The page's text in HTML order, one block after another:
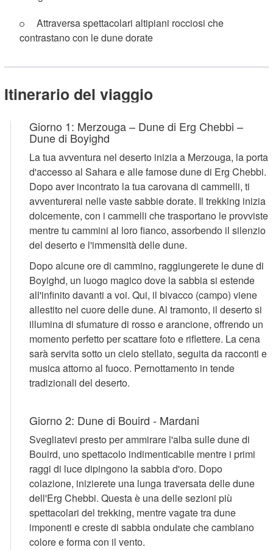
Attraversa spettacolari altipiani rocciosi che
contrastano con le dune dorate
Itinerario del viaggio
Giorno 1: Merzouga – Dune di Erg Chebbi –
Dune di Boyighd
La tua avventura nel deserto inizia a Merzouga, la porta
d'accesso al Sahara e alle famose dune di Erg Chebbi.
Dopo aver incontrato la tua carovana di cammelli, ti
avventurerai nelle vaste sabbie dorate. Il trekking inizia
dolcemente, con i cammelli che trasportano le provviste
mentre tu cammini al loro fianco, assorbendo il silenzio
del deserto e l'immensità delle dune.
Dopo alcune ore di cammino, raggiungerete le dune di
Boyighd, un luogo magico dove la sabbia si estende
all'infinito davanti a voi. Qui, il bivacco (campo) viene
allestito nel cuore delle dune. Al tramonto, il deserto si
illumina di sfumature di rosso e arancione, offrendo un
momento perfetto per scattare foto e riflettere. La cena
sarà servita sotto un cielo stellato, seguita da racconti e
musica attorno al fuoco. Pernottamento in tende
tradizionali del deserto.
Giorno 2: Dune di Bouird - Mardani
Svegliatevi presto per ammirare l'alba sulle dune di
Bouird, uno spettacolo indimenticabile mentre i primi
raggi di luce dipingono la sabbia d'oro. Dopo
colazione, inizierete una lunga traversata delle dune
dell'Erg Chebbi. Questa è una delle sezioni più
spettacolari del trekking, mentre vagate tra dune
imponenti e creste di sabbia ondulate che cambiano
colore e forma con il vento.